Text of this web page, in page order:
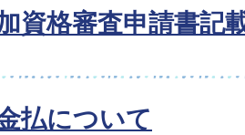
資格審査申請書記
払について